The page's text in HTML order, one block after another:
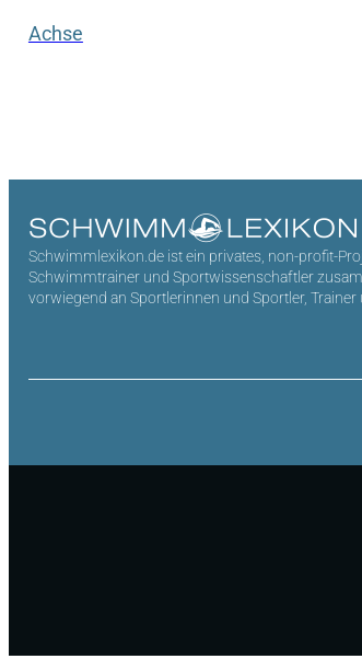
Achse
Schwimmlexikon.de ist ein privates, non-profit-
Schwimmtrainer und Sportwissenschaftler
vorwiegend an Sportlerinnen und Sportler, Trainer